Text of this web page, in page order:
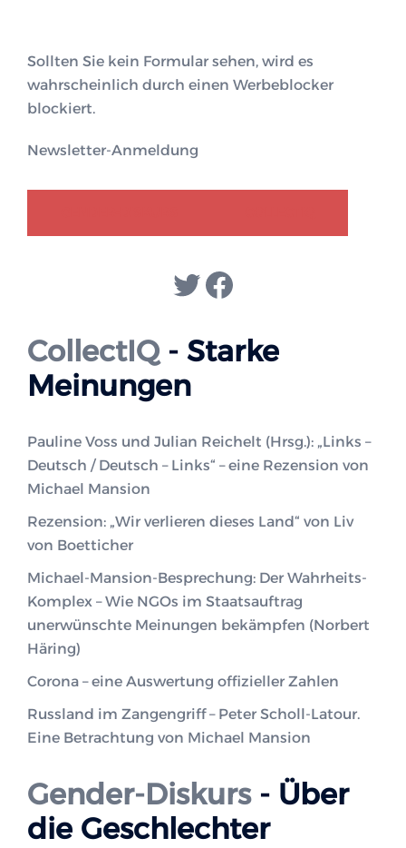
Sollten Sie kein Formular sehen, wird es
wahrscheinlich durch einen Werbeblocker
blockiert.
Newsletter-Anmeldung
Twitter
Facebook
CollectIQ- Starke
Meinungen
Pauline Voss und Julian Reichelt (Hrsg.): „Links –
Deutsch / Deutsch – Links“ – eine Rezension von
Michael Mansion
Rezension: „Wir verlieren dieses Land“ von Liv
von Boetticher
Michael-Mansion-Besprechung: Der Wahrheits-
Komplex – Wie NGOs im Staatsauftrag
unerwünschte Meinungen bekämpfen (Norbert
Häring)
Corona – eine Auswertung offizieller Zahlen
Russland im Zangengriff – Peter Scholl-Latour.
Eine Betrachtung von Michael Mansion
Gender-Diskurs- Über
die Geschlechter